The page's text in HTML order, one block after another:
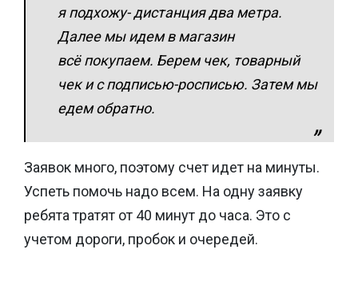
я подхожу- дистанция два метра.
Далее мы идем в магазин
всё покупаем. Берем чек, товарный
чек и с подписью-росписью. Затем мы
едем обратно.
Заявок много, поэтому счет идет на минуты.
Успеть помочь надо всем. На одну заявку
ребята тратят от 40 минут до часа. Это с
учетом дороги, пробок и очередей.